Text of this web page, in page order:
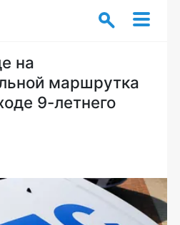
на
маршрутка
9-летнего